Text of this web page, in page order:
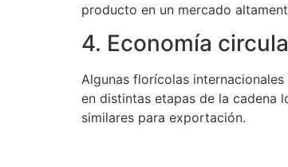
producto en un mercado
4. Economía
Algunas florícolas
en distintas etapas de la cadena
similares para exportación.